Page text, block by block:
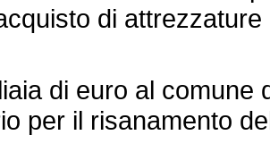
di
di euro al comune
per il risanamento